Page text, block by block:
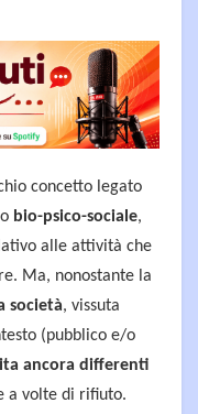
concetto legato
bio-psico-sociale,
alle attività che
Ma, nonostante la
società, vissuta
(pubblico e/o
ancora differenti
a volte di rifiuto.